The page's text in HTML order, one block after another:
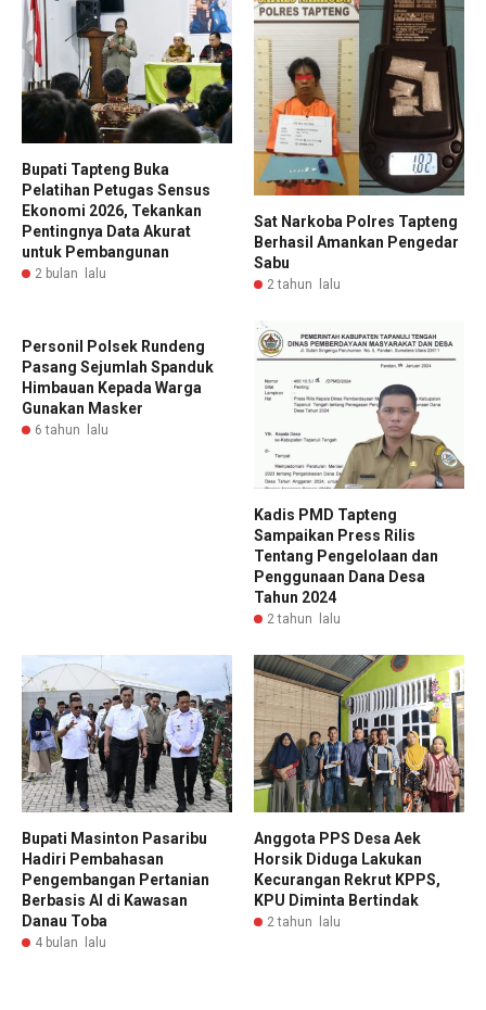
Bupati Tapteng Buka
Pelatihan Petugas Sensus
Ekonomi 2026, Tekankan
Pentingnya Data Akurat
untuk Pembangunan
2 bulan lalu
Sat Narkoba Polres Tapteng
Berhasil Amankan Pengedar
Sabu
2 tahun lalu
Personil Polsek Rundeng
Pasang Sejumlah Spanduk
Himbauan Kepada Warga
Gunakan Masker
6 tahun lalu
Kadis PMD Tapteng
Sampaikan Press Rilis
Tentang Pengelolaan dan
Penggunaan Dana Desa
Tahun 2024
2 tahun lalu
Bupati Masinton Pasaribu
Hadiri Pembahasan
Pengembangan Pertanian
Berbasis AI di Kawasan
Danau Toba
4 bulan lalu
Anggota PPS Desa Aek
Horsik Diduga Lakukan
Kecurangan Rekrut KPPS,
KPU Diminta Bertindak
2 tahun lalu